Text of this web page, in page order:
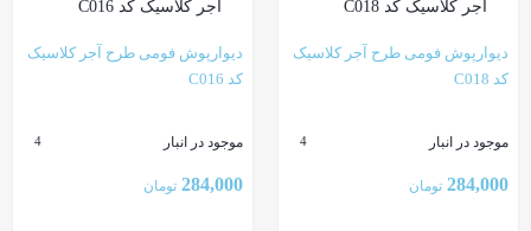
دیوارپوش فومی طرح آجر کلاسیک
کد C018
موجود در انبار 4
284,000 تومان
دیوارپوش فومی طرح آجر کلاسیک
کد C016
موجود در انبار 4
284,000 تومان